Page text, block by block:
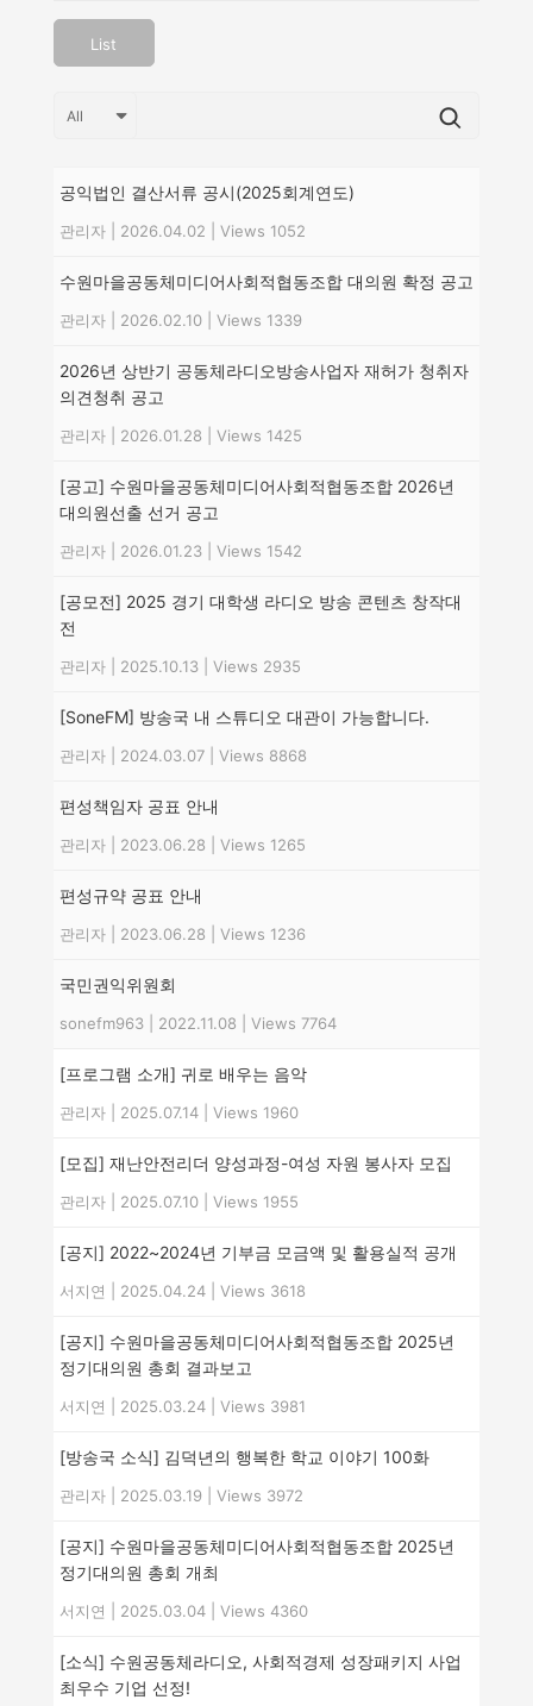
List
공익법인 결산서류 공시(2025회계연도)
관리자 2026.04.02 Views 1052
수원마을공동체미디어사회적협동조합 대의원 확정 공고
관리자 2026.02.10 Views 1339
2026년 상반기 공동체라디오방송사업자 재허가 청취자
의견청취 공고
관리자 2026.01.28 Views 1425
[공고] 수원마을공동체미디어사회적협동조합 2026년
대의원선출 선거 공고
관리자 2026.01.23 Views 1542
[공모전] 2025 경기 대학생 라디오 방송 콘텐츠 창작대
전
관리자 2025.10.13 Views 2935
[SoneFM] 방송국 내 스튜디오 대관이 가능합니다.
관리자 2024.03.07 Views 8868
편성책임자 공표 안내
관리자 2023.06.28 Views 1265
편성규약 공표 안내
관리자 2023.06.28 Views 1236
국민권익위원회
sonefm963 2022.11.08 Views 7764
[프로그램 소개] 귀로 배우는 음악
관리자 2025.07.14 Views 1960
[모집] 재난안전리더 양성과정-여성 자원 봉사자 모집
관리자 2025.07.10 Views 1955
[공지] 2022~2024년 기부금 모금액 및 활용실적 공개
서지연 2025.04.24 Views 3618
[공지] 수원마을공동체미디어사회적협동조합 2025년
정기대의원 총회 결과보고
서지연 2025.03.24 Views 3981
[방송국 소식] 김덕년의 행복한 학교 이야기 100화
관리자 2025.03.19 Views 3972
[공지] 수원마을공동체미디어사회적협동조합 2025년
정기대의원 총회 개최
서지연 2025.03.04 Views 4360
[소식] 수원공동체라디오, 사회적경제 성장패키지 사업
최우수 기업 선정!